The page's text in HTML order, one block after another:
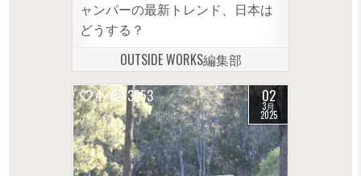
ャンパーの最新トレンド、日本は
どうする？
OUTSIDE WORKS編集部
4
3553 02
3月
2025